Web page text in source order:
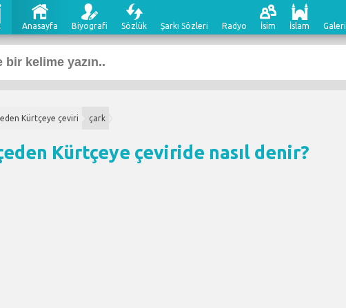
Anasayfa Biyografi Sözlük Şarkı Sözleri Radyo İsim İslam Galeri
Kürtçeye çeviri çark
Kürtçeye çeviride nasıl denir?